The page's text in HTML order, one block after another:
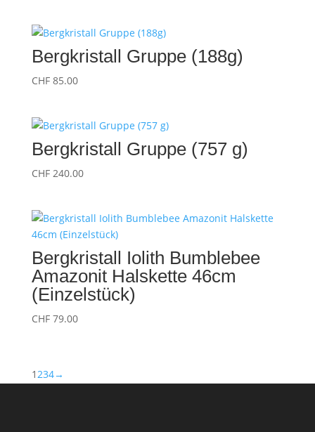
Bergkristall Gruppe (188g)
CHF85.00
Bergkristall Gruppe (757 g)
CHF240.00
Bergkristall Iolith Bumblebee
Amazonit Halskette 46cm
(Einzelstück)
CHF79.00
1234→